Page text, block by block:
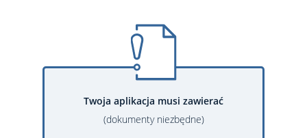
Twoja aplikacja musi zawierać
(dokumenty niezbędne)